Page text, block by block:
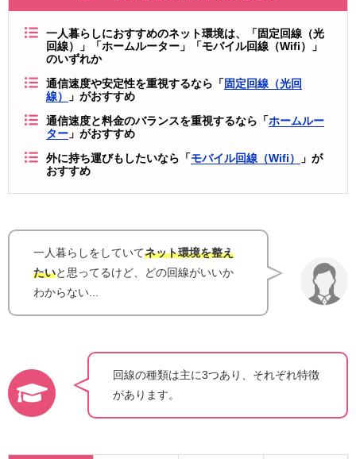
一人暮らしにおすすめのネット環境は、「固定回線（光
回線）」「ホームルーター」「モバイル回線（Wifi）」
のいずれか
通信速度や安定性を重視するなら「 固定回線（光回
線）
」がおすすめ
通信速度と料金のバランスを重視するなら「 ホームルー
ター 」がおすすめ
外に持ち運びもしたいなら「 モバイル回線（Wifi）
」が
おすすめ
一人暮らしをしていてネット環境を整え
たいと思ってるけど、どの回線がいいか
わからない...
回線の種類は主に3つあり、それぞれ特徴
があります。